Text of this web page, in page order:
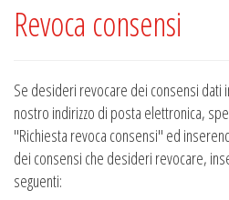
Revoca consensi
Se desideri revocare dei consensi dati
nostro indirizzo di posta elettronica,
"Richiesta revoca consensi" ed
dei consensi che desideri revocare,
seguenti: